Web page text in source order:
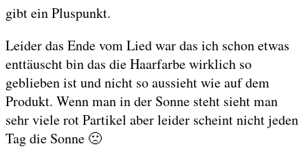
gibt ein Pluspunkt.
Leider das Ende vom Lied war das ich schon etwas
enttäuscht bin das die Haarfarbe wirklich so
geblieben ist und nicht so aussieht wie auf dem
Produkt. Wenn man in der Sonne steht sieht man
sehr viele rot Partikel aber leider scheint nicht jeden
Tag die Sonne 🙁